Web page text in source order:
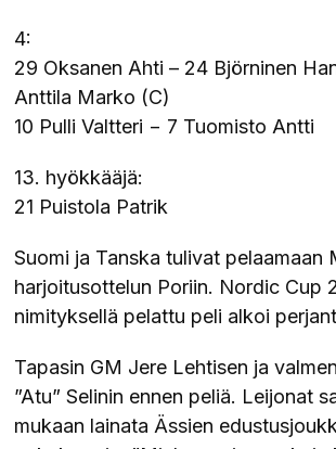
4:
29 Oksanen Ahti – 24 Björninen
Anttila Marko (C)
10 Pulli Valtteri − 7 Tuomisto Antti
13. hyökkääjä:
21 Puistola Patrik
Suomi ja Tanska tulivat pelaamaan
harjoitusottelun Poriin. Nordic Cup
nimityksellä pelattu peli alkoi
Tapasin GM Jere Lehtisen ja
”Atu” Selinin ennen peliä. Leijonat
mukaan lainata Ässien